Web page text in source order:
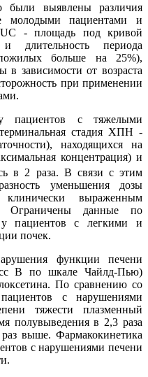
были выявлены различия
молодыми пациентами и
- площадь под кривой
длительность периода
больше на 25%),
в зависимости от возраста
при применении
пациентов с тяжелыми
стадия ХПН -
находящихся на
концентрация) и
в 2 раза. В связи с этим
уменьшения дозы
выраженным
Ограничены данные по
у пациентов с легкими и
почек.
функции печени
В по шкале Чайлд-Пью)
По сравнению со
с нарушениями
тяжести плазменный
полувыведения в 2,3 раза
выше. Фармакокинетика
с нарушениями печени